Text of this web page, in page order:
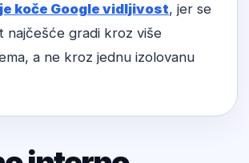
koče Google vidljivost, jer se
najčešće gradi kroz više
a ne kroz jednu izolovanu